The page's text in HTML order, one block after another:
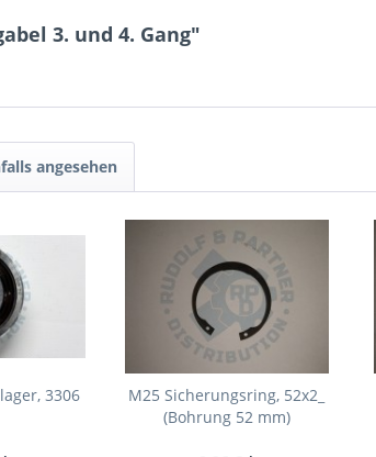
3. und 4. Gang"
angesehen
3306
M25 Sicherungsring, 52x2_
(Bohrung 52 mm)